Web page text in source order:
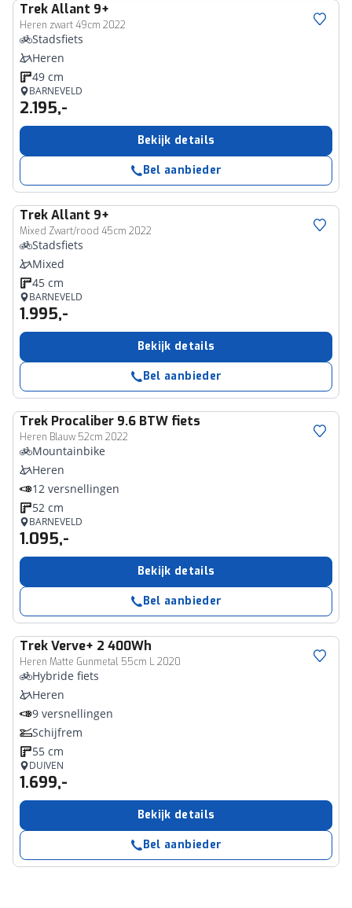
TrekAllant 9+
Heren zwart 49cm 2022
Stadsfiets
Heren
49 cm
BARNEVELD
2.195,-
Bekijk details
Bel aanbieder
TrekAllant 9+
Mixed Zwart/rood 45cm 2022
Stadsfiets
Mixed
45 cm
BARNEVELD
1.995,-
Bekijk details
Bel aanbieder
Trek Procaliber 9.6 BTW fiets
Heren Blauw 52cm 2022
Mountainbike
Heren
12 versnellingen
52 cm
BARNEVELD
1.095,-
Bekijk details
Bel aanbieder
TrekVerve+ 2 400Wh
Heren Matte Gunmetal 55cm L 2020
Hybride fiets
Heren
9 versnellingen
Schijfrem
55 cm
DUIVEN
1.699,-
Bekijk details
Bel aanbieder